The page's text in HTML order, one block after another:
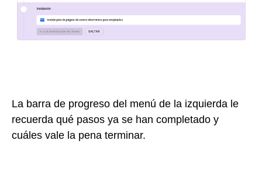
La barra de progreso del menú de la izquierda le
recuerda qué pasos ya se han completado y
cuáles vale la pena terminar.